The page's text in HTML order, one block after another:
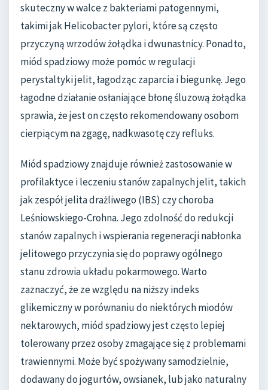
skuteczny w walce z bakteriami patogennymi,
takimi jak Helicobacter pylori, które są często
przyczyną wrzodów żołądka i dwunastnicy. Ponadto,
miód spadziowy może pomóc w regulacji
perystaltyki jelit, łagodząc zaparcia i biegunkę. Jego
łagodne działanie osłaniające błonę śluzową żołądka
sprawia, że jest on często rekomendowany osobom
cierpiącym na zgagę, nadkwasotę czy refluks.
Miód spadziowy znajduje również zastosowanie w
profilaktyce i leczeniu stanów zapalnych jelit, takich
jak zespół jelita drażliwego (IBS) czy choroba
Leśniowskiego-Crohna. Jego zdolność do redukcji
stanów zapalnych i wspierania regeneracji nabłonka
jelitowego przyczynia się do poprawy ogólnego
stanu zdrowia układu pokarmowego. Warto
zaznaczyć, że ze względu na niższy indeks
glikemiczny w porównaniu do niektórych miodów
nektarowych, miód spadziowy jest często lepiej
tolerowany przez osoby zmagające się z problemami
trawiennymi. Może być spożywany samodzielnie,
dodawany do jogurtów, owsianek, lub jako naturalny